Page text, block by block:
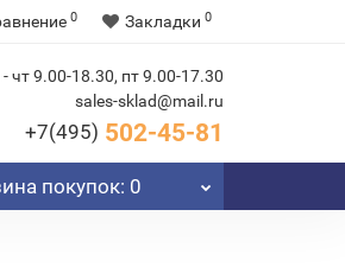
0 Закладки 0
- чт 9.00-18.30, пт 9.00-17.30
sales-sklad@mail.ru
+7(495) 502-45-81
покупок: 0